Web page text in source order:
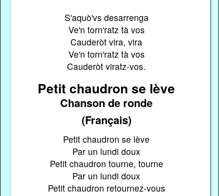
S'aquò'vs desarrenga
Ve'n torn'ratz tà vos
Cauderòt vira, vira
Ve'n torn'ratz tà vos
Cauderòt viratz-vos.
Petit chaudron se lève
Chanson de ronde
(Français)
Petit chaudron se lève
Par un lundi doux
Petit chaudron tourne, tourne
Par un lundi doux
Petit chaudron retournez-vous